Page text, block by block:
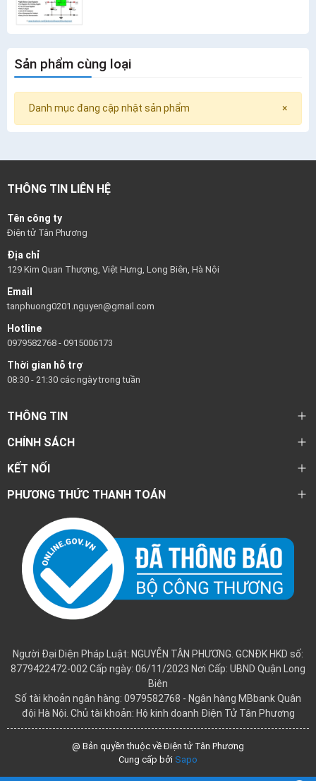
Sản phẩm cùng loại
×
Danh mục đang cập nhật sản phẩm
THÔNG TIN LIÊN HỆ
Tên công ty
Điện tử Tân Phương
Địa chỉ
129 Kim Quan Thượng, Việt Hưng, Long Biên, Hà Nội
Email
tanphuong0201.nguyen@gmail.com
Hotline
0979582768 - 0915006173
Thời gian hỗ trợ
08:30 - 21:30 các ngày trong tuần
THÔNG TIN
CHÍNH SÁCH
KẾT NỐI
PHƯƠNG THỨC THANH TOÁN
Người Đại Diện Pháp Luật: NGUYỄN TÂN PHƯƠNG. GCNĐK HKD số:
8779422472-002 Cấp ngày: 06/11/2023 Nơi Cấp: UBND Quận Long
Biên
Số tài khoản ngân hàng: 0979582768 - Ngân hàng MBbank Quân
đội Hà Nội. Chủ tài khoản: Hộ kinh doanh Điện Tử Tân Phương
@ Bản quyền thuộc về Điện tử Tân Phương
Cung cấp bởi Sapo